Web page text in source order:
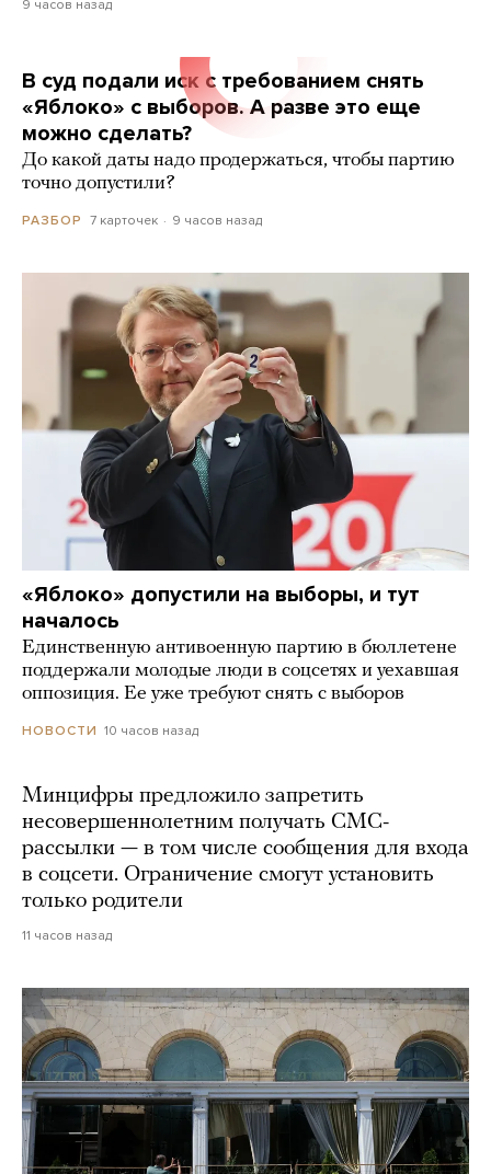
9 часов назад
В суд подали иск с требованием снять
«Яблоко» с выборов. А разве это еще
можно сделать?
До какой даты надо продержаться, чтобы партию
точно допустили?
РАЗБОР 7 карточек 9 часов назад
«Яблоко» допустили на выборы, и тут
началось
Единственную антивоенную партию в бюллетене
поддержали молодые люди в соцсетях и уехавшая
оппозиция. Ее уже требуют снять с выборов
НОВОСТИ 10 часов назад
Минцифры предложило запретить
несовершеннолетним получать СМС-
рассылки — в том числе сообщения для входа
в соцсети. Ограничение смогут установить
только родители
11 часов назад